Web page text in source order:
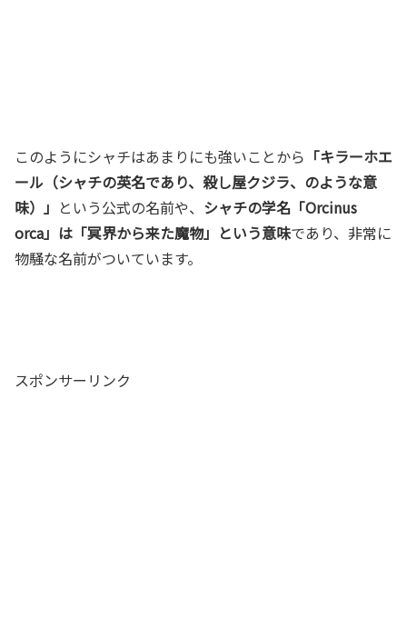
このようにシャチはあまりにも強いことから 「キラーホエ
ール（シャチの英名であり、殺し屋クジラ、のような意
味）」 という公式の名前や、 シャチの学名「Orcinus
orca」は「冥界から来た魔物」という意味であり、非常に
物騒な名前がついています。
スポンサーリンク